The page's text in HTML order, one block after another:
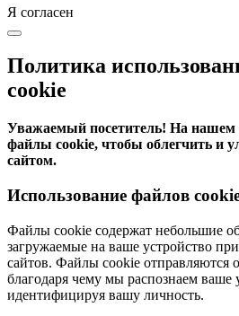
Я согласен
Политика
cookie
Уважаемый посетитель! На нашем
файлы cookie, чтобы облегчить и
сайтом.
Использование файлов
Файлы cookie содержат небольшие
загружаемые на ваше устройство
сайтов. Файлы cookie отправляются
благодаря чему мы распознаем ваше
идентифицируя вашу личность.